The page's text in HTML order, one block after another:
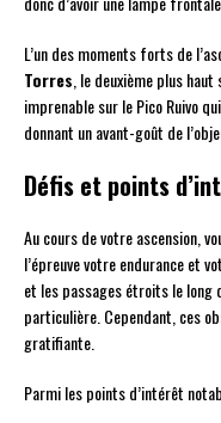
L’un des moments forts de
Torres, le deuxième plus
imprenable sur le Pico Ruivo
donnant un avant-goût de
Défis et points
Au cours de votre ascension,
l’épreuve votre endurance et
et les passages étroits le
particulière. Cependant, ces
gratifiante.
Parmi les points d’intérêt